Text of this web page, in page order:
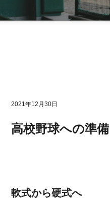
2021年12月30日
高校野球への準備
軟式から硬式へ